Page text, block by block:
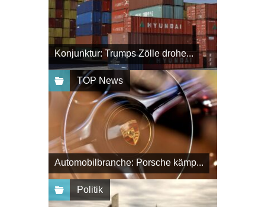
Konjunktur: Trumps Zölle drohe...
TOP News
Automobilbranche: Porsche kämp...
Politik